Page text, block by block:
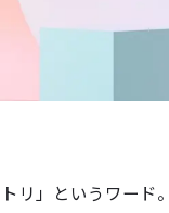
リ」というワード。